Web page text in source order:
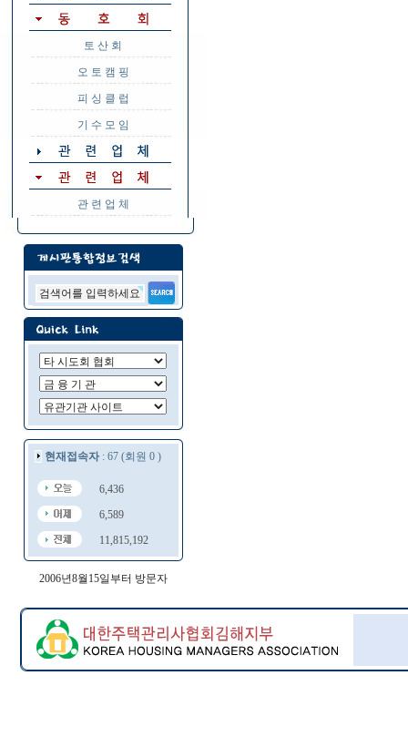
토 산 회
오 토 캠 핑
피 싱 클 럽
기 수 모 임
관 련 업 체
현재접속자: 67 (회원 0 )
6,436
6,589
11,815,192
2006년8월15일부터 방문자